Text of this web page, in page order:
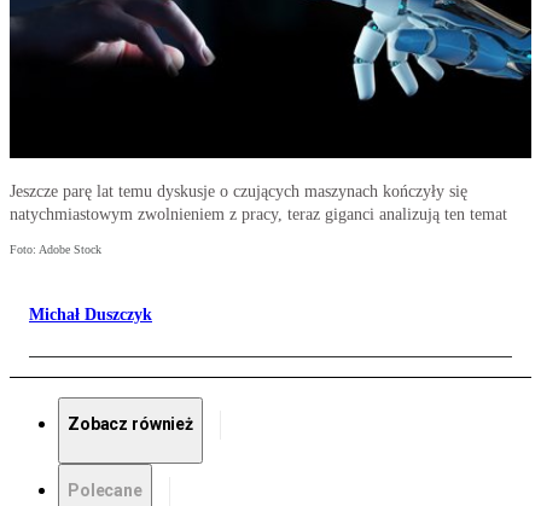
Jeszcze parę lat temu dyskusje o czujących maszynach kończyły się
natychmiastowym zwolnieniem z pracy, teraz giganci analizują ten temat
Foto: Adobe Stock
Michał Duszczyk
Zobacz również
Polecane